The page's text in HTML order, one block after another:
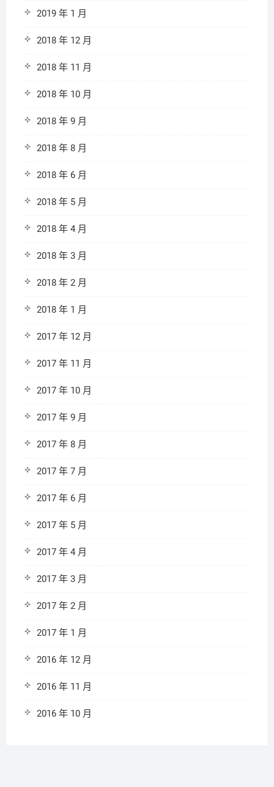
2019 年 1 月
2018 年 12 月
2018 年 11 月
2018 年 10 月
2018 年 9 月
2018 年 8 月
2018 年 6 月
2018 年 5 月
2018 年 4 月
2018 年 3 月
2018 年 2 月
2018 年 1 月
2017 年 12 月
2017 年 11 月
2017 年 10 月
2017 年 9 月
2017 年 8 月
2017 年 7 月
2017 年 6 月
2017 年 5 月
2017 年 4 月
2017 年 3 月
2017 年 2 月
2017 年 1 月
2016 年 12 月
2016 年 11 月
2016 年 10 月